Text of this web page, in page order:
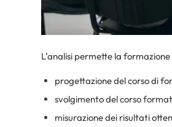
L’analisi permette la
progettazione del corso di
svolgimento del corso
misurazione dei risultati